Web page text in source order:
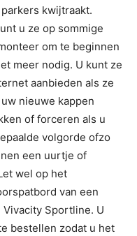
kwijtraakt.
u ze op sommige
om te beginnen
meer nodig. U kunt ze
aanbieden als ze
nieuwe kappen
of forceren als u
volgorde ofzo
een uurtje of
wel op het
van een
Sportline. U
bestellen zodat u het